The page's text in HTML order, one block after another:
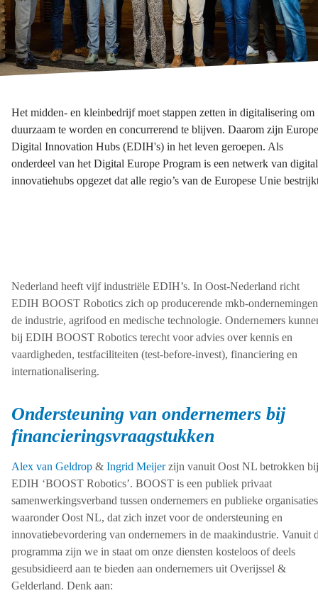
Het midden- en kleinbedrijf moet stappen zetten in digitalisering om
duurzaam te worden en concurrerend te blijven. Daarom zijn
Digital Innovation Hubs (EDIH's) in het leven geroepen. Als
onderdeel van het Digital Europe Program is een netwerk van
innovatiehubs opgezet dat alle regio’s van de Europese Unie
Nederland heeft vijf industriële EDIH’s. In Oost-Nederland richt
EDIH BOOST Robotics zich op producerende mkb-
de industrie, agrifood en medische technologie. Ondernemers
bij EDIH BOOST Robotics terecht voor advies over kennis en
vaardigheden, testfaciliteiten (test-before-invest), financiering en
internationalisering.
Ondersteuning van ondernemers bij
financieringsvraagstukken
Alex van Geldrop & Ingrid Meijerzijn vanuit Oost NL betrokken bij
EDIH ‘BOOST Robotics’. BOOST is een publiek privaat
samenwerkingsverband tussen ondernemers en publieke
waaronder Oost NL, dat zich inzet voor de ondersteuning en
innovatiebevordering van ondernemers in de maakindustrie. Vanuit
programma zijn we in staat om onze diensten kosteloos of deels
gesubsidieerd aan te bieden aan ondernemers uit Overijssel &
Gelderland. Denk aan: